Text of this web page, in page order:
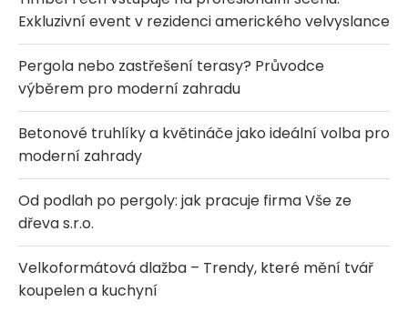
Exkluzivní event v rezidenci amerického velvyslance
Pergola nebo zastřešení terasy? Průvodce
výběrem pro moderní zahradu
Betonové truhlíky a květináče jako ideální volba pro
moderní zahrady
Od podlah po pergoly: jak pracuje firma Vše ze
dřeva s.r.o.
Velkoformátová dlažba – Trendy, které mění tvář
koupelen a kuchyní